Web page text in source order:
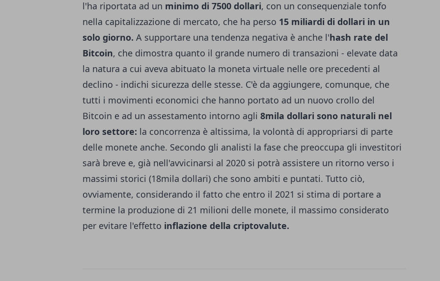
l'ha riportata ad un minimo di 7500 dollari, con un consequenziale tonfo
nella capitalizzazione di mercato, che ha perso 15 miliardi di dollari in un
solo giorno. A supportare una tendenza negativa è anche l'hash rate del
Bitcoin, che dimostra quanto il grande numero di transazioni - elevate data
la natura a cui aveva abituato la moneta virtuale nelle ore precedenti al
declino - indichi sicurezza delle stesse. C'è da aggiungere, comunque, che
tutti i movimenti economici che hanno portato ad un nuovo crollo del
Bitcoin e ad un assestamento intorno agli 8mila dollari sono naturali nel
loro settore: la concorrenza è altissima, la volontà di appropriarsi di parte
delle monete anche. Secondo gli analisti la fase che preoccupa gli investitori
sarà breve e, già nell'avvicinarsi al 2020 si potrà assistere un ritorno verso i
massimi storici (18mila dollari) che sono ambiti e puntati. Tutto ciò,
ovviamente, considerando il fatto che entro il 2021 si stima di portare a
termine la produzione di 21 milioni delle monete, il massimo considerato
per evitare l'effetto inflazione della criptovalute.